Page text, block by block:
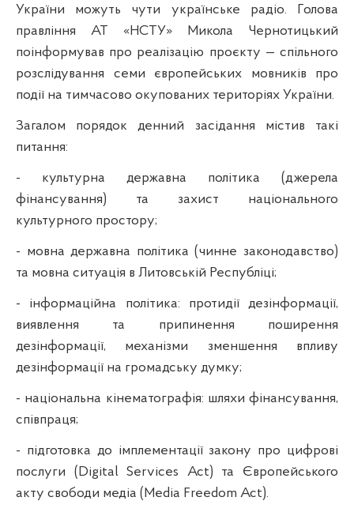
України можуть чути українське радіо. Голова
правління АТ «НСТУ» Микола Чернотицький
поінформував про реалізацію проєкту — спільного
розслідування семи європейських мовників про
події на тимчасово окупованих територіях України.
Загалом порядок денний засідання містив такі
питання:
- культурна державна політика (джерела
фінансування) та захист національного
культурного простору;
- мовна державна політика (чинне законодавство)
та мовна ситуація в Литовській Республіці;
- інформаційна політика: протидії дезінформації,
виявлення та припинення поширення
дезінформації, механізми зменшення впливу
дезінформації на громадську думку;
- національна кінематографія: шляхи фінансування,
співпраця;
- підготовка до імплементації закону про цифрові
послуги (Digital Services Act) та Європейського
акту свободи медіа (Media Freedom Act).